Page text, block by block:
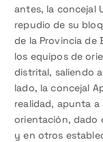
antes, la concejal
repudio de su
de la Provincia de
los equipos de
distrital, saliendo
lado, la concejal
realidad, apunta
orientación, dado
y en otros